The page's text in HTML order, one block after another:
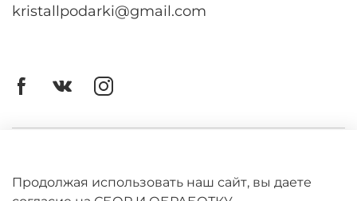
Оферта
kristallpodarki@gmail.com
Продолжая использовать наш сайт, вы даете